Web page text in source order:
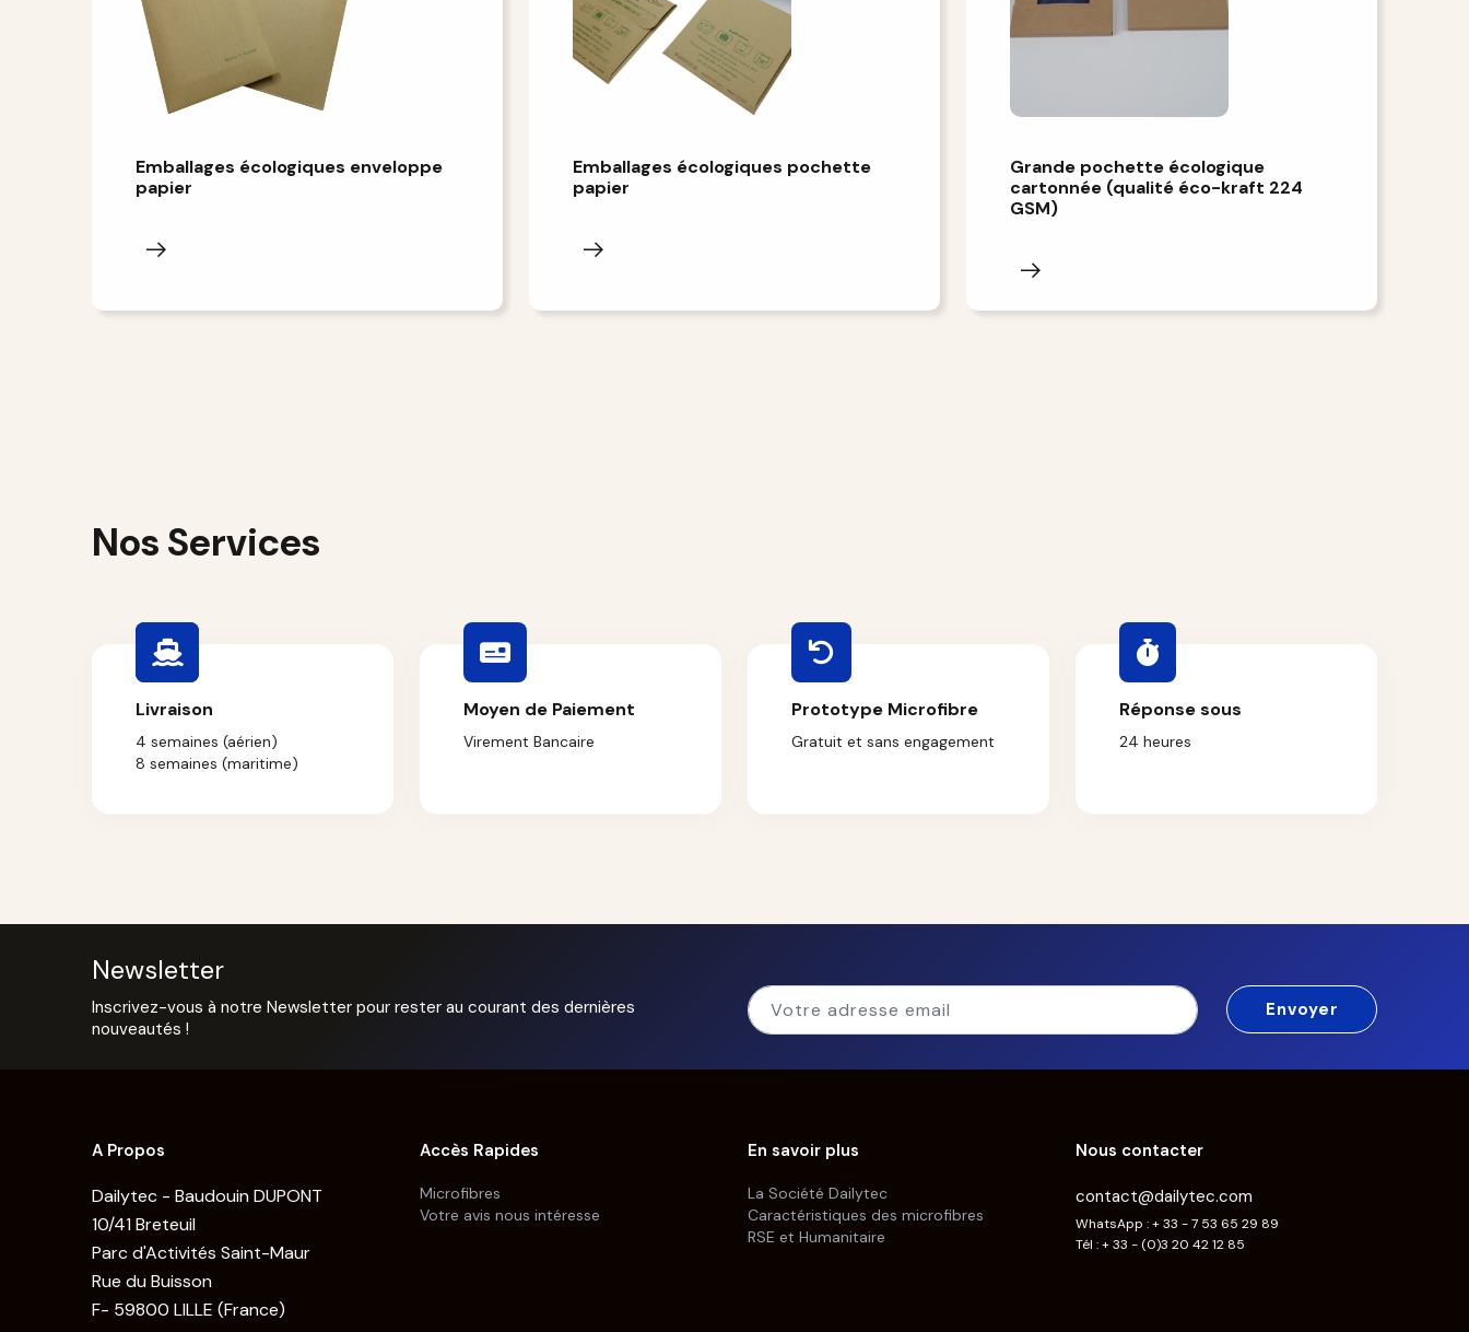
Emballages écologiques enveloppe
papier
Emballages écologiques pochette
papier
Grande pochette écologique
cartonnée (qualité éco-kraft 224
GSM)
Nos Services
Livraison
4 semaines (aérien)
8 semaines (maritime)
Moyen de Paiement
Virement Bancaire
Prototype Microfibre
Gratuit et sans engagement
Réponse sous
24 heures
Newsletter
Inscrivez-vous à notre Newsletter pour rester au courant des dernières
nouveautés !
A Propos
Dailytec - Baudouin DUPONT
10/41 Breteuil
Parc d'Activités Saint-Maur
Rue du Buisson
F- 59800 LILLE (France)
Accès Rapides
Microfibres
Votre avis nous intéresse
En savoir plus
La Société Dailytec
Caractéristiques des microfibres
RSE et Humanitaire
Nous contacter
contact@dailytec.com
WhatsApp : + 33 - 7 53 65 29 89
Tél : + 33 - (0)3 20 42 12 85